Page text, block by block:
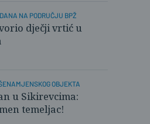
NA PODRUČJU BPŽ
dječji vrtić u
OBJEKTA
u Sikirevcima:
temeljac!